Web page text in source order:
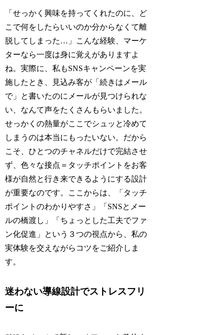
「せっかく興味を持ってくれたのに、ど
こで何をしたらいいのか分からなくて離
脱してしまった…」こんな経験、マーケ
ターなら一度は身に覚えがありますよ
ね。実際に、私もSNSキャンペーンを実
施したとき、見込み客が「続きはメール
で」と書いたのにメールが見つけられな
い、なんて声をたくさんもらいました。
せっかくの熱量がここでシュッと冷めて
しまうのは本当にもったいない。だから
こそ、ひとつのチャネルだけで完結させ
ず、色々な接点＝タッチポイントをお客
様が自然と行き来できるようにする設計
が重要なのです。ここからは、「タッチ
ポイントのわかりやすさ」「SNSとメー
ルの橋渡し」「ちょっとした工夫でファ
ン化促進」という３つの視点から、私の
実体験を交えながらコツをご紹介しま
す。
迷わない導線設計でストレスフリ
ーに